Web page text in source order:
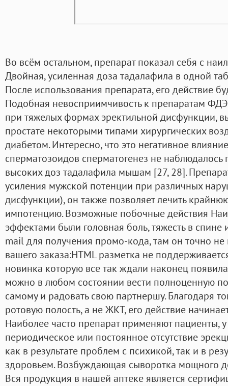
Во всём остальном, препарат показал себя с
Двойная, усиленная доза тадалафила в одной
После использования препарата, его действие
Подобная невосприимчивость к препаратам
при тяжелых формах эректильной дисфункции,
простате некоторыми типами хирургических
диабетом. Интересно, что это негативное
сперматозоидов сперматогенез не
высоких доз тадалафила мышам [27, 28].
усиления мужской потенции при различных
дисфункции), он также позволяет лечить
импотенцию. Возможные побочные действия
эффектами были головная боль, тяжесть в спине
mail для получения промо-кода, там он точно не
вашего заказа:HTML разметка не
новинка которую все так ждали наконец
можно в любом состоянии вести полноценную
самому и радовать свою партнершу. Благодаря
ротовую полость, а не ЖКТ, его действие
Наиболее часто препарат применяют пациенты,
периодическое или постоянное отсутствие
как в результате проблем с психикой, так и в
здоровьем. Возбуждающая сыворотка мощного
Вся продукция в нашей аптеке является